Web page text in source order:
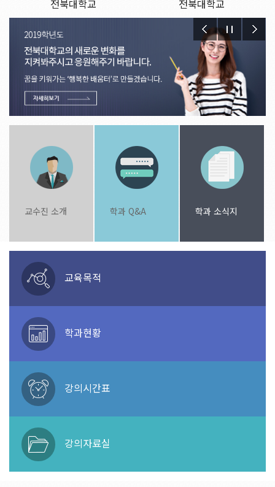
전북대학교 전북대학교
전북대학교
2019.11.12.
전북대학교
2019.11.12.
교수진 소개 학과 Q&A 학과 소식지
교육목적
학과현황
강의시간표
강의자료실